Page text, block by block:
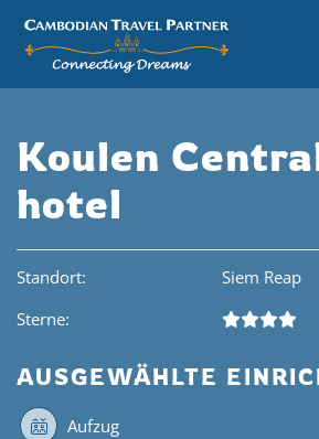
Koulen
hotel
Standort:
Siem Reap
Sterne:
AUSGEWÄHLTE
Aufzug